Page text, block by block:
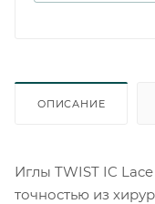
ОПИСАНИЕ
Иглы TWIST IC
точностью из